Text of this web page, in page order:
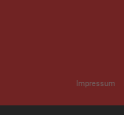
Impressum